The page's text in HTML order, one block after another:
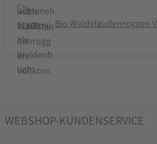
Bio Waldstaudenroggen
WEBSHOP-KUNDENSERVICE